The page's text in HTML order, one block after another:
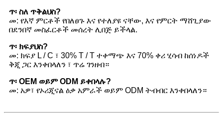
ጥ፡ ስለ ጥቅልህስ?
መ: የእኛ ምርቶች የበለፀጉ እና የተለያዩ ናቸው, እና የምርት ማሸጊያው
በደንበኛ መስፈርቶች መሰረት ሊበጅ ይችላል.
ጥ፡ ክፍያህስ?
መ: ክፍያ L / C ፣ 30% T / T ተቀማጭ እና 70% ቀሪ ሂሳብ ከሰነዶች
ቅጂ ጋር እንቀበላለን ፣ ጥሬ ገንዘብ።
ጥ፡ OEM ወይም ODM ይቀበላሉ?
መ: አዎ፣ የኦሪጂናል ዕቃ አምራች ወይም ODM ትብብር እንቀበላለን።